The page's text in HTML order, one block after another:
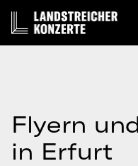
Flyern
in Erfurt